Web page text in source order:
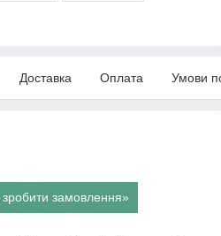
Доставка Оплата Умови
зробити замовлення»